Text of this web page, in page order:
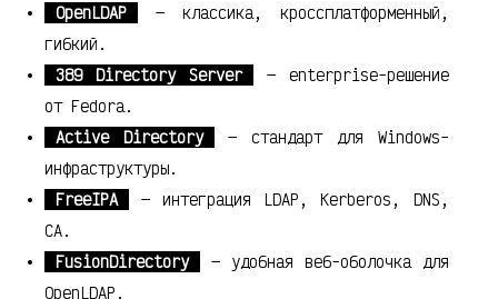
OpenLDAP
— классика, кроссплатформенный,
гибкий.
389 Directory Server
— enterprise-решение
от Fedora.
Active Directory
— стандарт для Windows-
инфраструктуры.
FreeIPA
— интеграция LDAP, Kerberos, DNS,
CA.
FusionDirectory
— удобная веб-оболочка для
OpenLDAP.